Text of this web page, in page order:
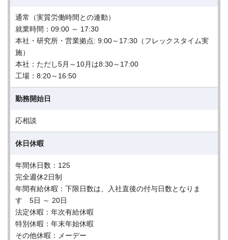
通常（実質労働時間との連動）
就業時間：09:00 ～ 17:30
本社・研究所・営業拠点: 9:00～17:30（フレックスタイム実
施）
本社：ただし5月～10月は8:30～17:00
工場：8:20～16:50
勤務開始日
応相談
休日休暇
年間休日数：125
完全週休2日制
年間有給休暇：下限日数は、入社直後の付与日数となりま
す 5日 ～ 20日
法定休暇：年次有給休暇
特別休暇：年末年始休暇
その他休暇：メーデー